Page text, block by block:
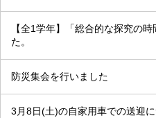
【全1学年】「総合的な探究の
た。
防災集会を行いました
3月8日(土)の自家用車での送迎